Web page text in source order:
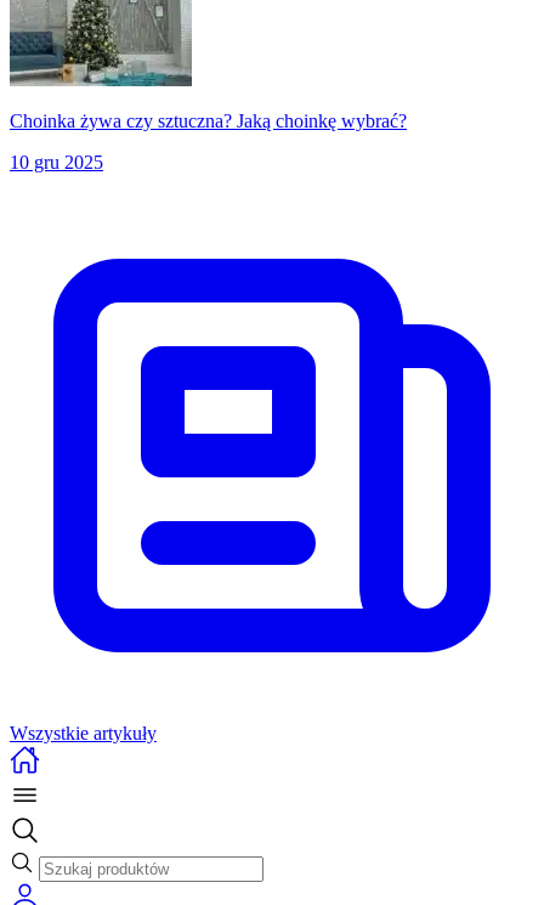
Choinka żywa czy sztuczna? Jaką choinkę wybrać?
10 gru 2025
Wszystkie artykuły